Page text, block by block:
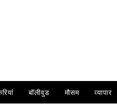
बॉलीवुड मौसम व्यापार